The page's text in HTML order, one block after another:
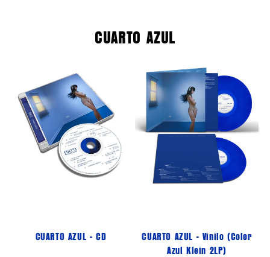
CUARTO AZUL
CUARTO AZUL - CD
CUARTO AZUL - Vinilo (Color
Azul Klein 2LP)